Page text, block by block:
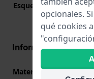
Esqueletizado
Información Correa
Material correa
opcionales.
qué cookies